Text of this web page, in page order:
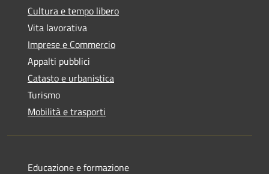
Cultura e tempo libero
Vita lavorativa
Imprese e Commercio
Appalti pubblici
Catasto e urbanistica
Turismo
Mobilità e trasporti
Educazione e formazione